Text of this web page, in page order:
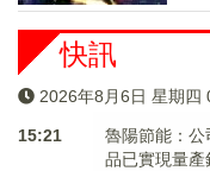
快訊
2026年8月6日 星期四
15:21
魯陽節能：公
品已實現量產